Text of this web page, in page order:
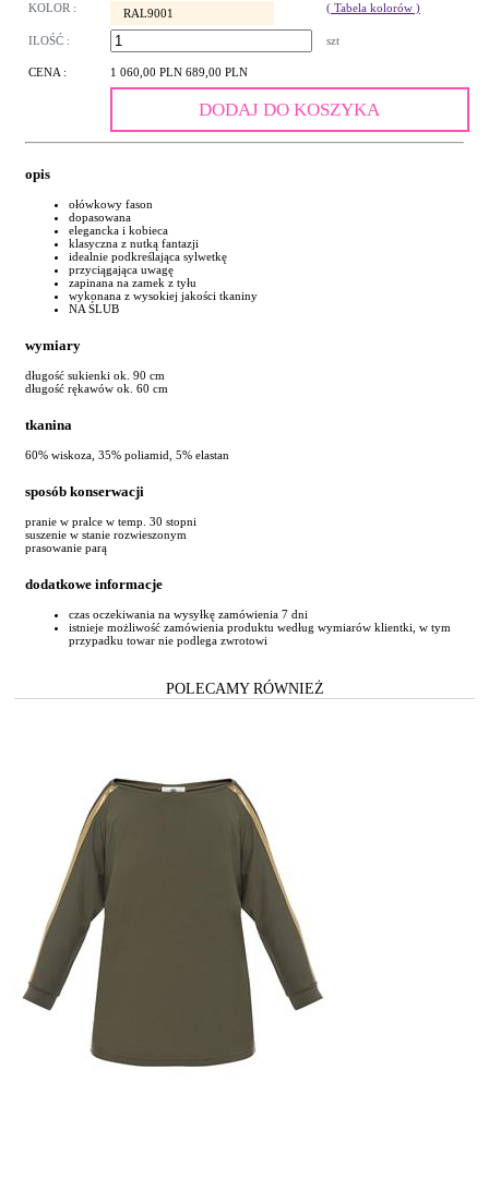
KOLOR :
RAL9001 ( Tabela kolorów )
ILOŚĆ : szt
CENA : 1 060,00 PLN 689,00 PLN
DODAJ DO KOSZYKA
opis
ołówkowy fason
dopasowana
elegancka i kobieca
klasyczna z nutką fantazji
idealnie podkreślająca sylwetkę
przyciągająca uwagę
zapinana na zamek z tyłu
wykonana z wysokiej jakości tkaniny
NA ŚLUB
wymiary
długość sukienki ok. 90 cm
długość rękawów ok. 60 cm
tkanina
60% wiskoza, 35% poliamid, 5% elastan
sposób konserwacji
pranie w pralce w temp. 30 stopni
suszenie w stanie rozwieszonym
prasowanie parą
dodatkowe informacje
czas oczekiwania na wysyłkę zamówienia 7 dni
istnieje możliwość zamówienia produktu według wymiarów klientki, w tym
przypadku towar nie podlega zwrotowi
POLECAMY RÓWNIEŻ